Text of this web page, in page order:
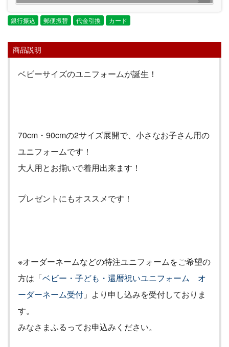
銀行振込 郵便振替 代金引換 カード
商品説明
ベビーサイズのユニフォームが誕生！
70cm・90cmの2サイズ展開で、小さなお子さん用の
ユニフォームです！
大人用とお揃いで着用出来ます！
プレゼントにもオススメです！
※オーダーネームなどの特注ユニフォームをご希望の
方は「ベビー・子ども・還暦祝いユニフォーム オ
ーダーネーム受付 」より申し込みを受付しておりま
す。
みなさまふるってお申込みください。